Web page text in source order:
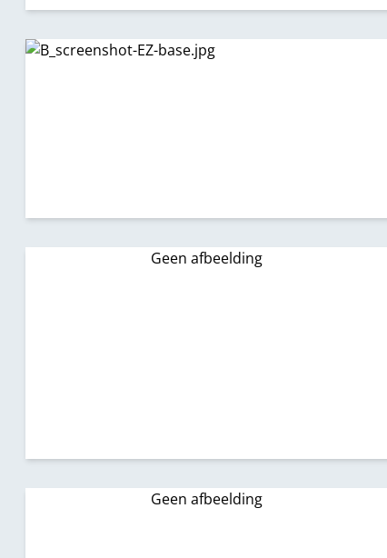
Geen afbeelding
Geen afbeelding